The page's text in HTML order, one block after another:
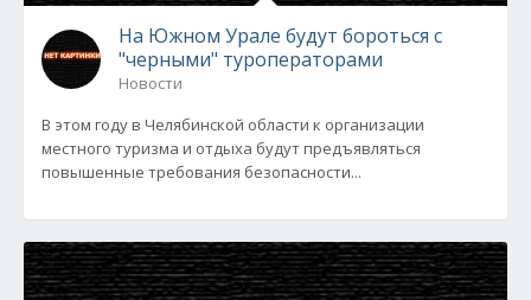
На Южном Урале будут бороться с
"черными" туроператорами
Новости
В этом году в Челябинской области к организации
местного туризма и отдыха будут предъявляться
повышенные требования безопасности...